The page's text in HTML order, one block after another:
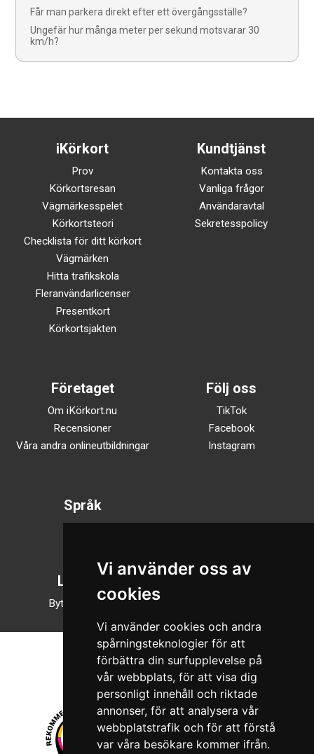
Vi använder oss av
cookies
Vi använder cookies och andra
spårningsteknologier för att
förbättra din surfupplevelse på
vår webbplats, för att visa dig
personligt innehåll och riktade
annonser, för att analysera vår
webbplatstrafik och för att förstå
var våra besökare kommer ifrån.
Får man parkera direkt efter ett övergångsställe?
Ungefär hur många meter per sekund motsvarar 30
km/h?
iKörkort
Prov
Körkortsresan
Vägmärkesspelet
Körkortsteori
Checklista för ditt körkort
Vägmärken
Hitta trafikskola
Fleranvändarlicenser
Presentkort
Körkortsjakten
Kundtjänst
Kontakta oss
Vanliga frågor
Användaravtal
Sekretesspolicy
Företaget
Om iKörkort.nu
Recensioner
Våra andra onlineutbildningar
Följ oss
TikTok
Facebook
Instagram
Språk
Läsläge
Byt till nattläge